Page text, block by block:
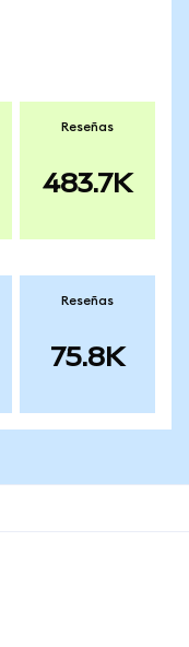
Reseñas
483.7K
Reseñas
75.8K